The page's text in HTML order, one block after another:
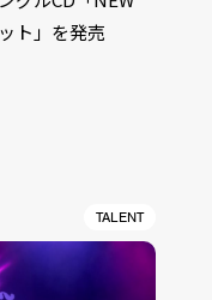
ト」を発売
TALENT